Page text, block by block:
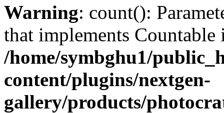
Warning: count():
that implements Countable
/home/symbghu1/
content/plugins/nextgen-
gallery/products/